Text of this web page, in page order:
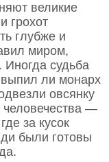
великие
грохот
глубже и
миром,
Иногда судьба
выпил ли монарх
овсянку
—
за кусок
были готовы